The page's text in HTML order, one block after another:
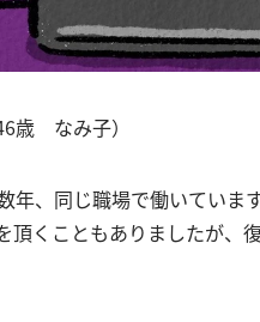
歳 なみ子）
年、同じ職場で働いています
頂くこともありましたが、